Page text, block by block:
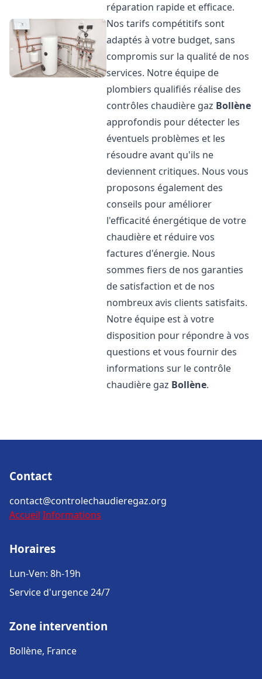
réparation rapide et efficace.
Nos tarifs compétitifs sont
adaptés à votre budget, sans
compromis sur la qualité de nos
services. Notre équipe de
plombiers qualifiés réalise des
contrôles chaudière gaz Bollène
approfondis pour détecter les
éventuels problèmes et les
résoudre avant qu'ils ne
deviennent critiques. Nous vous
proposons également des
conseils pour améliorer
l'efficacité énergétique de votre
chaudière et réduire vos
factures d'énergie. Nous
sommes fiers de nos garanties
de satisfaction et de nos
nombreux avis clients satisfaits.
Notre équipe est à votre
disposition pour répondre à vos
questions et vous fournir des
informations sur le contrôle
chaudière gaz Bollène.
Contact
contact@controlechaudieregaz.org
Accueil Informations
Horaires
Lun-Ven: 8h-19h
Service d'urgence 24/7
Zone intervention
Bollène, France